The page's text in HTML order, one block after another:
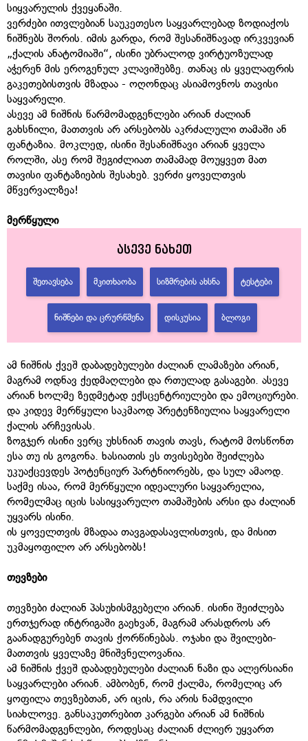
სიყვარულის ქვეყანაში.
ვერძები ითვლებიან საუკეთესო საყვარლებად ზოდიაქოს
ნიშნებს შორის. იმის გარდა, რომ შესანიშნავად ირკვევიან
„ქალის ანატომიაში“, ისინი უბრალოდ ვირტუოზულად
აჭერენ მის ეროგენულ კლავიშებზე. თანაც ის ყველაფრის
გაკეთებისთვის მზადაა - ოღონდაც ასიამოვნოს თავისი
საყვარელი.
ასევე ამ ნიშნის წარმომადგენლები არიან ძალიან
გახსნილი, მათთვის არ არსებობს აკრძალული თამაში ან
ფანტაზია. მოკლედ, ისინი შესანიშნავი არიან ყველა
როლში, ასე რომ შეგიძლიათ თამამად მოუყვეთ მათ
თავისი ფანტაზიების შესახებ. ვერძი ყოველთვის
მწვერვალზეა!
მერწყული
ასევე ნახეთ
ᲨᲔᲗᲐᲕᲡᲔᲑᲐ ᲛᲙᲘᲗᲮᲐᲝᲑᲐ ᲡᲘᲖᲛᲠᲔᲑᲘᲡ ᲐᲮᲡᲜᲐ ᲢᲔᲡᲢᲔᲑᲘ
ᲜᲘᲨᲜᲔᲑᲘ ᲓᲐ ᲪᲠᲣᲠᲬᲛᲔᲜᲐ ᲓᲘᲡᲙᲣᲡᲘᲐ ᲑᲚᲝᲒᲘ
ამ ნიშნის ქვეშ დაბადებულები ძალიან ლამაზები არიან,
მაგრამ ოდნავ ქედმაღლები და რთულად გასაგები. ასევე
არიან ხოლმე ზედმეტად ექსცენტრიულები და ემოციურები.
და კიდევ მერწყული საკმაოდ პრეტენზიულია საყვარელი
ქალის არჩევისას.
ზოგჯერ ისინი ვერც უხსნიან თავის თავს, რატომ მოსწონთ
ესა თუ ის გოგონა. ხასიათის ეს თვისებები შეიძლება
უკუაქცევდეს პოტენციურ პარტნიორებს, და სულ ამაოდ.
საქმე ისაა, რომ მერწყული იდეალური საყვარელია,
რომელმაც იცის სასიყვარულო თამაშების არსი და ძალიან
უყვარს ისინი.
ის ყოველთვის მზადაა თავგადასავლისთვის, და მისით
უკმაყოფილო არ არსებობს!
თევზები
თევზები ძალიან პასუხისმგებელი არიან. ისინი შეიძლება
ერთჯერად ინტრიგაში გაეხვან, მაგრამ არასდროს არ
გაანადგურებენ თავის ქორწინებას. ოჯახი და შვილები-
მათთვის ყველაზე მნიშვნელოვანია.
ამ ნიშნის ქვეშ დაბადებულები ძალიან ნაზი და ალერსიანი
საყვარლები არიან. ამბობენ, რომ ქალმა, რომელიც არ
ყოფილა თევზებთან, არ იცის, რა არის ნამდვილი
სიახლოვე. განსაკუთრებით კარგები არიან ამ ნიშნის
წარმომადგენლები, როდესაც ძალიან ძლიერ უყვართ